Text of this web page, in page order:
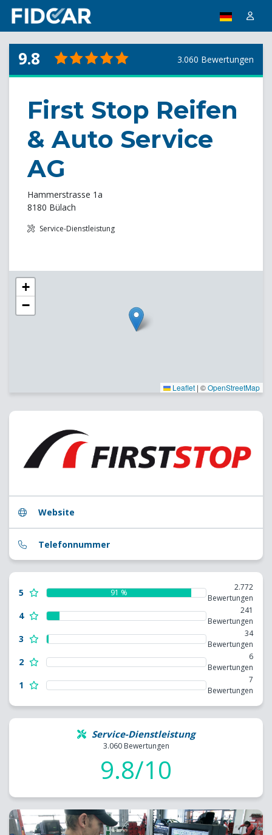
9.8 3.060 Bewertungen
First Stop Reifen
& Auto Service
AG
Hammerstrasse 1a
8180 Bülach
Service-Dienstleistung
+
−
Leaflet | ©OpenStreetMap
Website
Telefonnummer
5 91 %
2.772
Bewertungen
4
241
Bewertungen
3
34
Bewertungen
2
6
Bewertungen
1
7
Bewertungen
Service-Dienstleistung
3.060 Bewertungen
9.8/10